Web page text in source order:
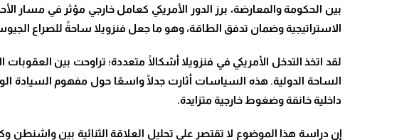
بين الحكومة والمعارضة، برز الدور الأمريكي كعامل خارجي مؤثر في مسار
الاستراتيجية وضمان تدفق الطاقة، وهو ما جعل فنزويلا ساحةً للصراع
لقد اتخذ التدخل الأمريكي في فنزويلا أشكالًا متعددة؛ تراوحت بين
الساحة الدولية. هذه السياسات أثارت جدلًا واسعًا حول مفهوم السيادة
داخلية خانقة وضغوط خارجية متزايدة.
إن دراسة هذا الموضوع لا تقتصر على تحليل العلاقة الثنائية بين واشنطن